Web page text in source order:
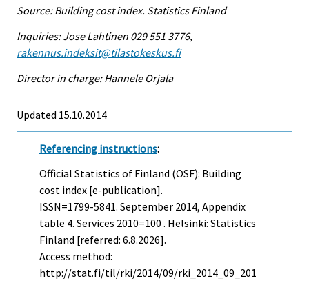
Source: Building cost index. Statistics Finland
Inquiries: Jose Lahtinen 029 551 3776,
rakennus.indeksit@tilastokeskus.fi
Director in charge: Hannele Orjala
Updated 15.10.2014
Referencing instructions:
Official Statistics of Finland (OSF): Building
cost index [e-publication].
ISSN=1799-5841. September 2014, Appendix
table 4. Services 2010=100 . Helsinki: Statistics
Finland [referred: 6.8.2026].
Access method:
http://stat.fi/til/rki/2014/09/rki_2014_09_201